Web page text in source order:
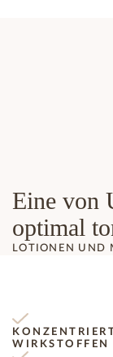
Eine von
optimal
LOTIONEN UND
WIRKSTOFFEN